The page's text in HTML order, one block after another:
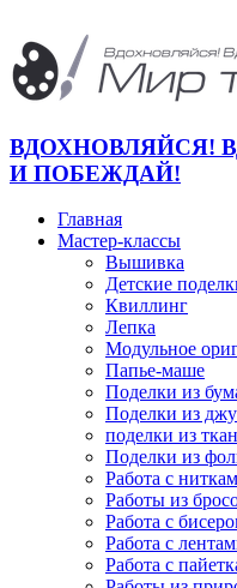
ВДОХНОВЛЯЙСЯ!
И ПОБЕЖДАЙ!
Главная
Мастер-классы
Вышивка
Детские
Квиллинг
Лепка
Модульное
Папье-маше
Поделки из
Поделки из
поделки из
Поделки из
Работа с
Работы из
Работа с
Работа с
Работа с